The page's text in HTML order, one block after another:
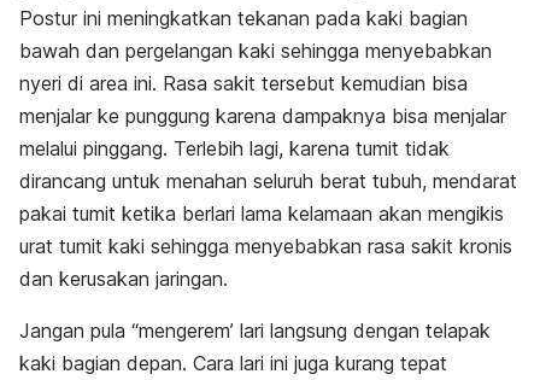
Postur ini meningkatkan tekanan pada kaki bagian
bawah dan pergelangan kaki sehingga menyebabkan
nyeri di area ini. Rasa sakit tersebut kemudian bisa
menjalar ke punggung karena dampaknya bisa menjalar
melalui pinggang. Terlebih lagi, karena tumit tidak
dirancang untuk menahan seluruh berat tubuh, mendarat
pakai tumit ketika berlari lama kelamaan akan mengikis
urat tumit kaki sehingga menyebabkan rasa sakit kronis
dan kerusakan jaringan.
Jangan pula “mengerem’ lari langsung dengan telapak
kaki bagian depan. Cara lari ini juga kurang tepat